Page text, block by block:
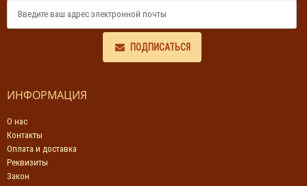
ПОДПИСАТЬСЯ
ИНФОРМАЦИЯ
О нас
Контакты
Оплата и доставка
Реквизиты
Закон